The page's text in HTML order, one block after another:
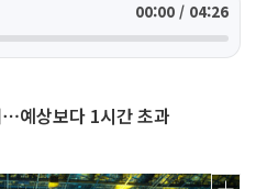
00:00 / 04:26
예상보다 1시간 초과